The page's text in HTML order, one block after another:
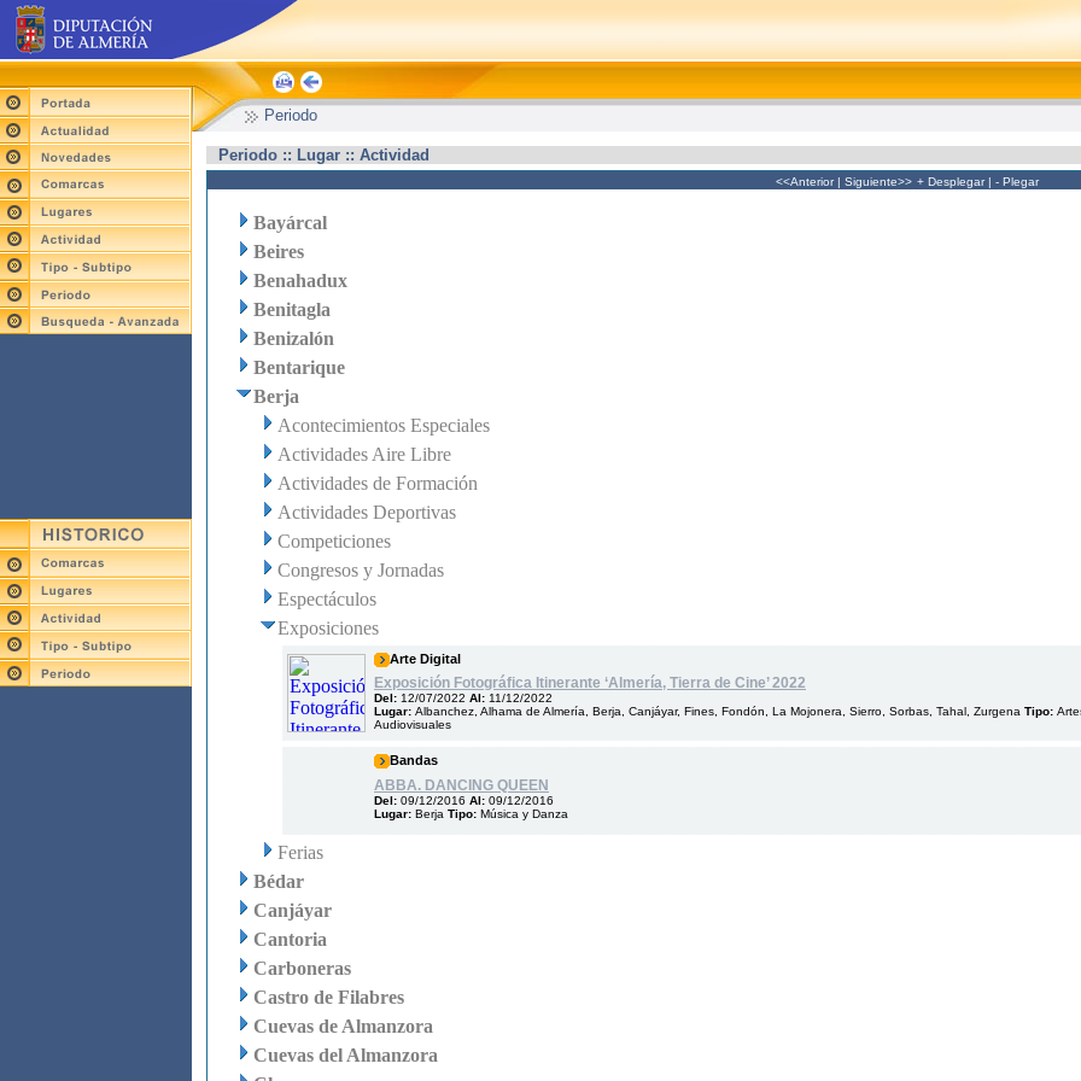
Periodo
Periodo :: Lugar :: Actividad
<<Anterior| Siguiente>> + Desplegar| - Plegar
Bayárcal
Beires
Benahadux
Benitagla
Benizalón
Bentarique
Berja
Acontecimientos Especiales
Actividades Aire Libre
Actividades de Formación
Actividades Deportivas
Competiciones
Congresos y Jornadas
Espectáculos
Exposiciones
Arte Digital
Exposición Fotográfica Itinerante ‘Almería, Tierra de Cine’ 2022
Del: 12/07/2022 Al: 11/12/2022
Lugar: Albanchez, Alhama de Almería, Berja, Canjáyar, Fines, Fondón, La Mojonera, Sierro, Sorbas, Tahal, Zurgena Tipo:
Audiovisuales
Bandas
ABBA. DANCING QUEEN
Del: 09/12/2016 Al: 09/12/2016
Lugar: Berja Tipo: Música y Danza
Ferias
Bédar
Canjáyar
Cantoria
Carboneras
Castro de Filabres
Cuevas de Almanzora
Cuevas del Almanzora